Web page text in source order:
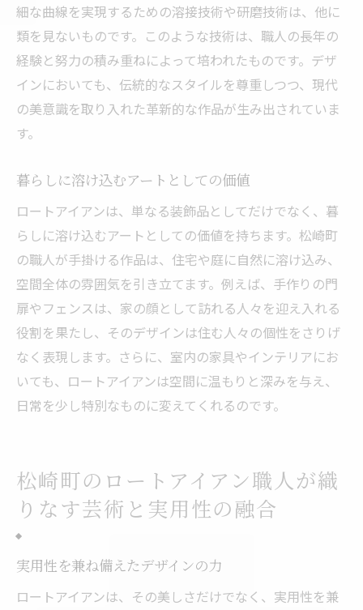
細な曲線を実現するための溶接技術や研磨技術は、他に
類を見ないものです。このような技術は、職人の長年の
経験と努力の積み重ねによって培われたものです。デザ
インにおいても、伝統的なスタイルを尊重しつつ、現代
の美意識を取り入れた革新的な作品が生み出されていま
す。
暮らしに溶け込むアートとしての価値
ロートアイアンは、単なる装飾品としてだけでなく、暮
らしに溶け込むアートとしての価値を持ちます。松崎町
の職人が手掛ける作品は、住宅や庭に自然に溶け込み、
空間全体の雰囲気を引き立てます。例えば、手作りの門
扉やフェンスは、家の顔として訪れる人々を迎え入れる
役割を果たし、そのデザインは住む人々の個性をさりげ
なく表現します。さらに、室内の家具やインテリアにお
いても、ロートアイアンは空間に温もりと深みを与え、
日常を少し特別なものに変えてくれるのです。
松崎町のロートアイアン職人が織
りなす芸術と実用性の融合
実用性を兼ね備えたデザインの力
ロートアイアンは、その美しさだけでなく、実用性を兼